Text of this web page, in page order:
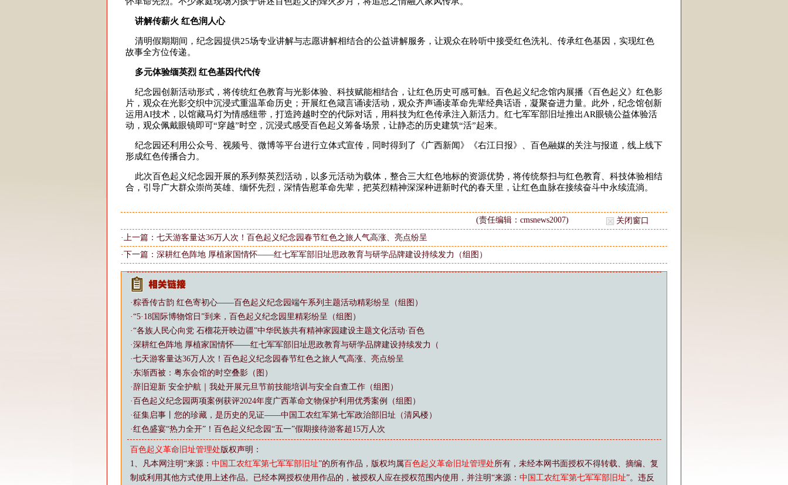
讲解传薪火 红色润人心
清明假期期间，纪念园提供25场专业讲解与志愿讲解相结合的公益讲解服务，让观众在聆听中接受红色洗礼、传承红色基因，实现红色
故事全方位传递。
多元体验缅英烈 红色基因代代传‌
纪念园创新活动形式，将传统红色教育与光影体验、科技赋能相结合，让红色历史可感可触。百色起义纪念馆内展播《百色起义》红色影
片，观众在光影交织中沉浸式重温革命历史；开展红色箴言诵读活动，观众齐声诵读革命先辈经典话语，凝聚奋进力量。此外，纪念馆创新
运用AI技术，以馆藏马灯为情感纽带，打造跨越时空的代际对话，用科技为红色传承注入新活力。红七军军部旧址推出AR眼镜公益体验活
动，观众佩戴眼镜即可“穿越”时空，沉浸式感受百色起义筹备场景，让静态的历史建筑“活”起来。
纪念园还利用公众号、视频号、微博等平台进行立体式宣传，同时得到了《广西新闻》《右江日报》、百色融媒的关注与报道，线上线下
形成红色传播合力。
此次百色起义纪念园开展的系列祭英烈活动，以多元活动为载体，整合三大红色地标的资源优势，将传统祭扫与红色教育、科技体验相结
合，引导广大群众崇尚英雄、缅怀先烈，深情告慰革命先辈，把英烈精神深深种进新时代的春天里，让红色血脉在接续奋斗中永续流淌。
(责任编辑：cmsnews2007)
关闭窗口
·上一篇： 七天游客量达36万人次！百色起义纪念园春节红色之旅人气高涨、亮点纷呈
·下一篇： 深耕红色阵地 厚植家国情怀——红七军军部旧址思政教育与研学品牌建设持续发力（组图）
·粽香传古韵 红色寄初心——百色起义纪念园端午系列主题活动精彩纷呈（组图）
·“5·18国际博物馆日”到来，百色起义纪念园里精彩纷呈（组图）
·“各族人民心向党 石榴花开映边疆”中华民族共有精神家园建设主题文化活动·百色
·深耕红色阵地 厚植家国情怀——红七军军部旧址思政教育与研学品牌建设持续发力（
·七天游客量达36万人次！百色起义纪念园春节红色之旅人气高涨、亮点纷呈
· 东渐西被：粤东会馆的时空叠影（图）
·辞旧迎新 安全护航｜我处开展元旦节前技能培训与安全自查工作（组图）
·百色起义纪念园两项案例获评2024年度广西革命文物保护利用优秀案例（组图）
·征集启事丨您的珍藏，是历史的见证——中国工农红军第七军政治部旧址（清风楼）
·红色盛宴“热力全开”！百色起义纪念园“五一”假期接待游客超15万人次
百色起义革命旧址管理处版权声明：
1、凡本网注明“来源： 中国工农红军第七军军部旧址”的所有作品，版权均属百色起义革命旧址管理处所有，未经本网书面授权不得转载、摘编、复
制或利用其他方式使用上述作品。已经本网授权使用作品的，被授权人应在授权范围内使用，并注明“来源： 中国工农红军第七军军部旧址”。违反